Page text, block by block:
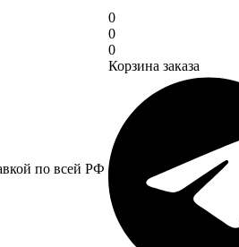
по всей РФ
0
0
0
Корзина заказа